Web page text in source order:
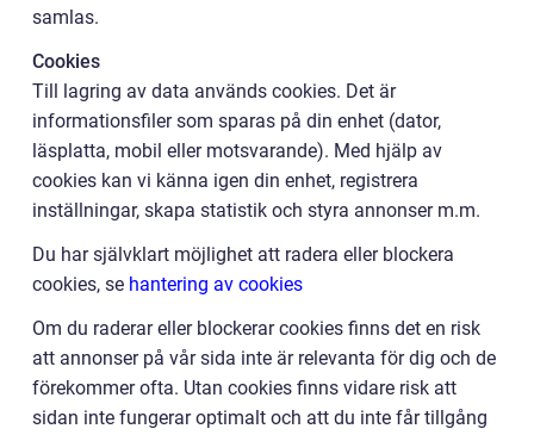
samlas.
Cookies
Till lagring av data används cookies. Det är
informationsfiler som sparas på din enhet (dator,
läsplatta, mobil eller motsvarande). Med hjälp av
cookies kan vi känna igen din enhet, registrera
inställningar, skapa statistik och styra annonser m.m.
Du har självklart möjlighet att radera eller blockera
cookies, se hantering av cookies
Om du raderar eller blockerar cookies finns det en risk
att annonser på vår sida inte är relevanta för dig och de
förekommer ofta. Utan cookies finns vidare risk att
sidan inte fungerar optimalt och att du inte får tillgång